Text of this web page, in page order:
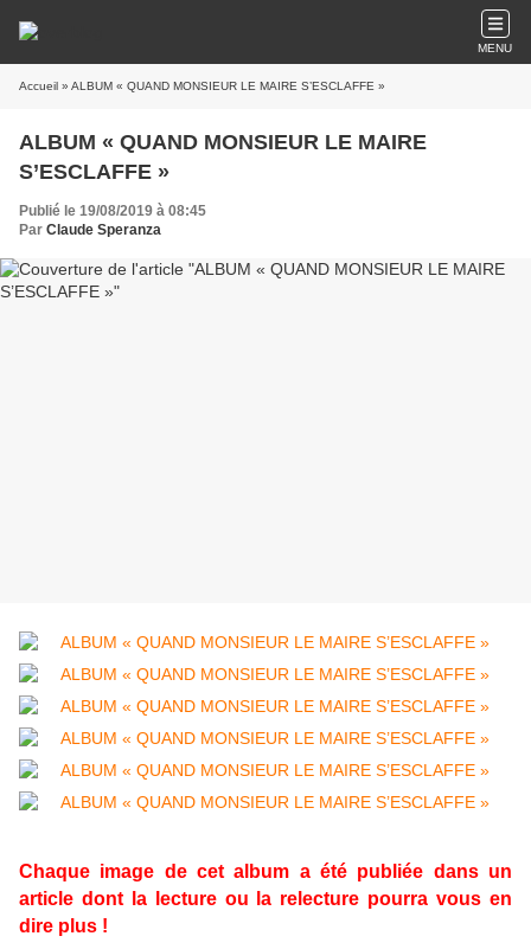
MENU
Accueil » ALBUM « QUAND MONSIEUR LE MAIRE S’ESCLAFFE »
ALBUM « QUAND MONSIEUR LE MAIRE
S’ESCLAFFE »
Publié le 19/08/2019 à 08:45
Par Claude Speranza
Chaque image de cet album a été publiée dans un
article dont la lecture ou la relecture pourra vous en
dire plus !